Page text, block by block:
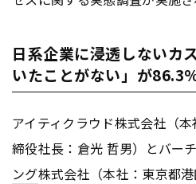
日系企業に浸透しないカ
いたことがない」が
アイティクラウド株式会社（
締役社長：倉光 哲男）とバー
ング株式会社（本社：東京都